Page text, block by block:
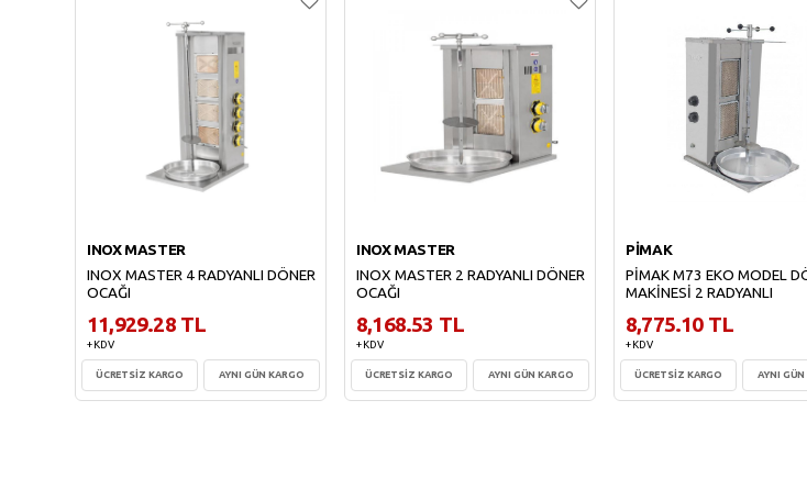
INOX MASTER
INOX MASTER 4 RADYANLI DÖNER
OCAĞI
11,929.28 TL
+ KDV
ÜCRETSİZ KARGO AYNI GÜN KARGO
INOX MASTER
INOX MASTER 2 RADYANLI DÖNER
OCAĞI
8,168.53 TL
+ KDV
ÜCRETSİZ KARGO AYNI GÜN KARGO
PİMAK
PİMAK M73 EKO MODEL
MAKİNESİ 2 RADYANLI
8,775.10 TL
+ KDV
ÜCRETSİZ KARGO AYNI GÜN